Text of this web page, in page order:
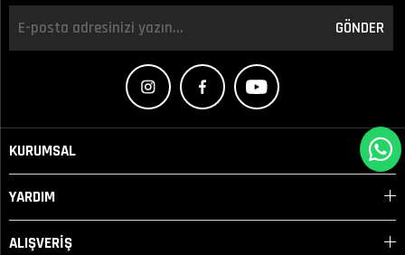
GÖNDER
KURUMSAL
YARDIM
ALIŞVERİŞ